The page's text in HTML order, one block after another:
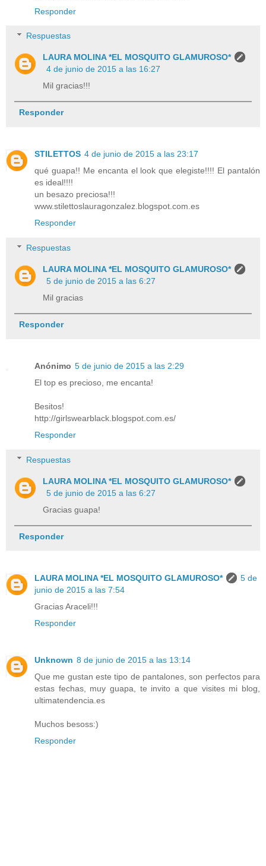
Responder
Respuestas
LAURA MOLINA *EL MOSQUITO GLAMUROSO*
4 de junio de 2015 a las 16:27
Mil gracias!!!
Responder
STILETTOS 4 de junio de 2015 a las 23:17
qué guapa!! Me encanta el look que elegiste!!!! El pantalón
es ideal!!!!
un besazo preciosa!!!
www.stilettoslauragonzalez.blogspot.com.es
Responder
Respuestas
LAURA MOLINA *EL MOSQUITO GLAMUROSO*
5 de junio de 2015 a las 6:27
Mil gracias
Responder
Anónimo 5 de junio de 2015 a las 2:29
El top es precioso, me encanta!
Besitos!
http://girlswearblack.blogspot.com.es/
Responder
Respuestas
LAURA MOLINA *EL MOSQUITO GLAMUROSO*
5 de junio de 2015 a las 6:27
Gracias guapa!
Responder
LAURA MOLINA *EL MOSQUITO GLAMUROSO*
5 de
junio de 2015 a las 7:54
Gracias Araceli!!!
Responder
Unknown 8 de junio de 2015 a las 13:14
Que me gustan este tipo de pantalones, son perfectos para
estas fechas, muy guapa, te invito a que visites mi blog,
ultimatendencia.es
Muchos besoss:)
Responder